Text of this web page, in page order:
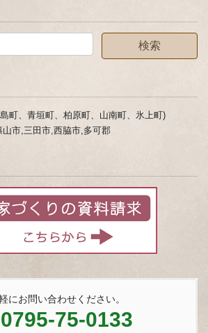
町、青垣町、柏原町、山南町、氷上町)
市,三田市,西脇市,多可郡
にお問い合わせください。
0795-75-0133